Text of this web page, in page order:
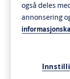
også deles
annonsering